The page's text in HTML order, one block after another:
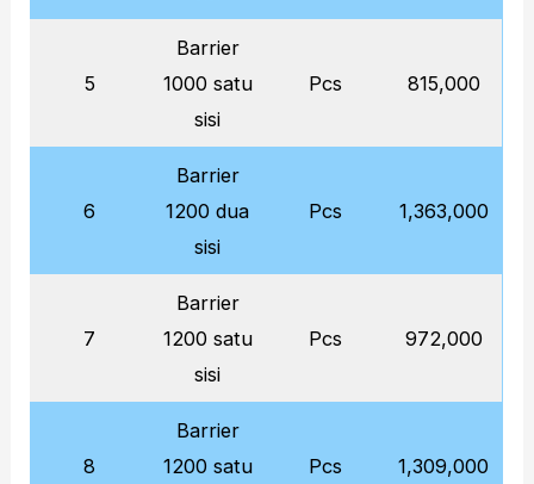
5
Barrier
1000 satu
sisi
Pcs 815,000
6
Barrier
1200 dua
sisi
Pcs 1,363,000
7
Barrier
1200 satu
sisi
Pcs 972,000
8
Barrier
1200 satu
Pcs 1,309,000